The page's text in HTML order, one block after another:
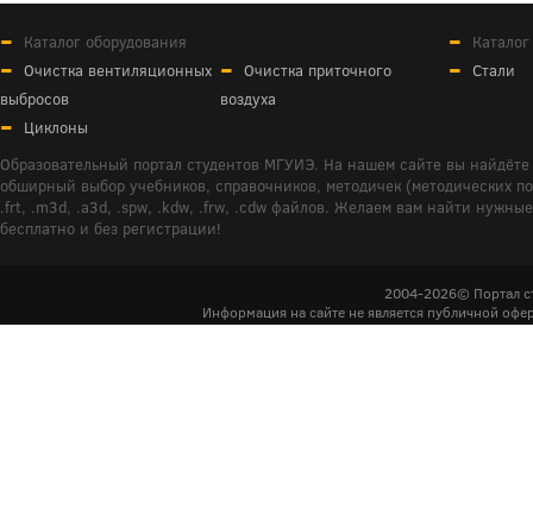
Каталог оборудования
Очистка вентиляционных
выбросов
Очистка приточного
воздуха
Циклоны
Стали
Образовательный портал студентов МГУИЭ. На нашем сайте вы
обширный выбор учебников, справочников, методичек (методических
.frt, .m3d, .a3d, .spw, .kdw, .frw, .cdw файлов. Желаем вам найти
бесплатно и без регистрации!
2004-2026© Портал
Информация на сайте не является публичной